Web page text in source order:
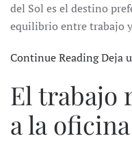
del Sol es el destino
equilibrio entre trabajo
Continue ReadingDeja
El trabajo
a la